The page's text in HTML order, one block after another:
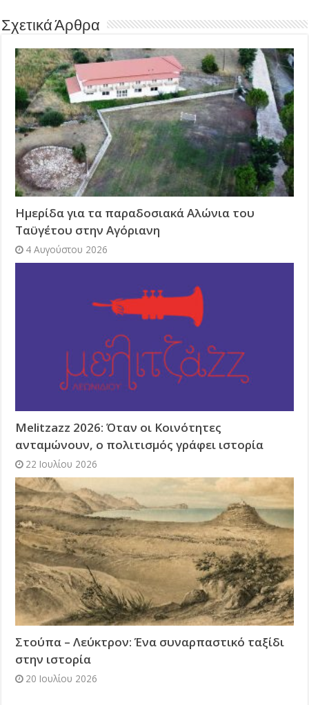
Σχετικά Άρθρα
Ημερίδα για τα παραδοσιακά Αλώνια του
Ταϋγέτου στην Αγόριανη
4 Αυγούστου 2026
Melitzazz 2026: Όταν οι Κοινότητες
ανταμώνουν, ο πολιτισμός γράφει ιστορία
22 Ιουλίου 2026
Στούπα – Λεύκτρον: Ένα συναρπαστικό ταξίδι
στην ιστορία
20 Ιουλίου 2026